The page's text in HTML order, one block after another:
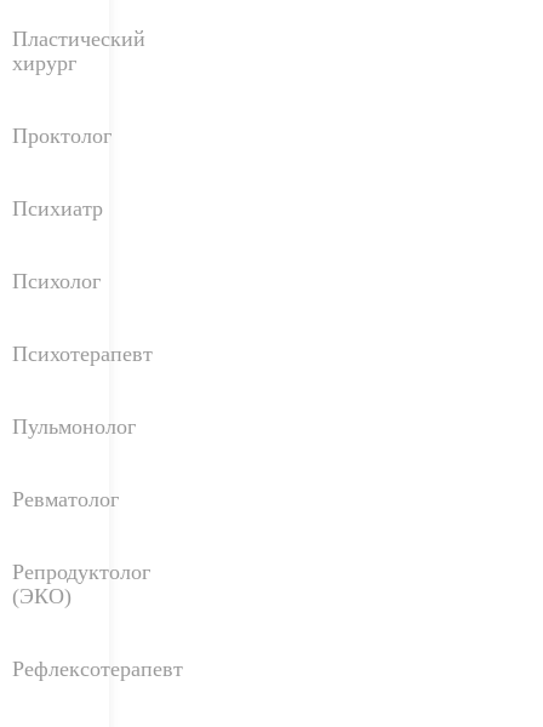
Пластический
хирург
Проктолог
Психиатр
Психолог
Психотерапевт
Пульмонолог
Ревматолог
Репродуктолог
(ЭКО)
Рефлексотерапевт